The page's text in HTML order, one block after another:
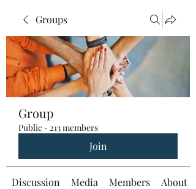
Groups
Group
Public · 213 members
Join
Discussion Media Members About